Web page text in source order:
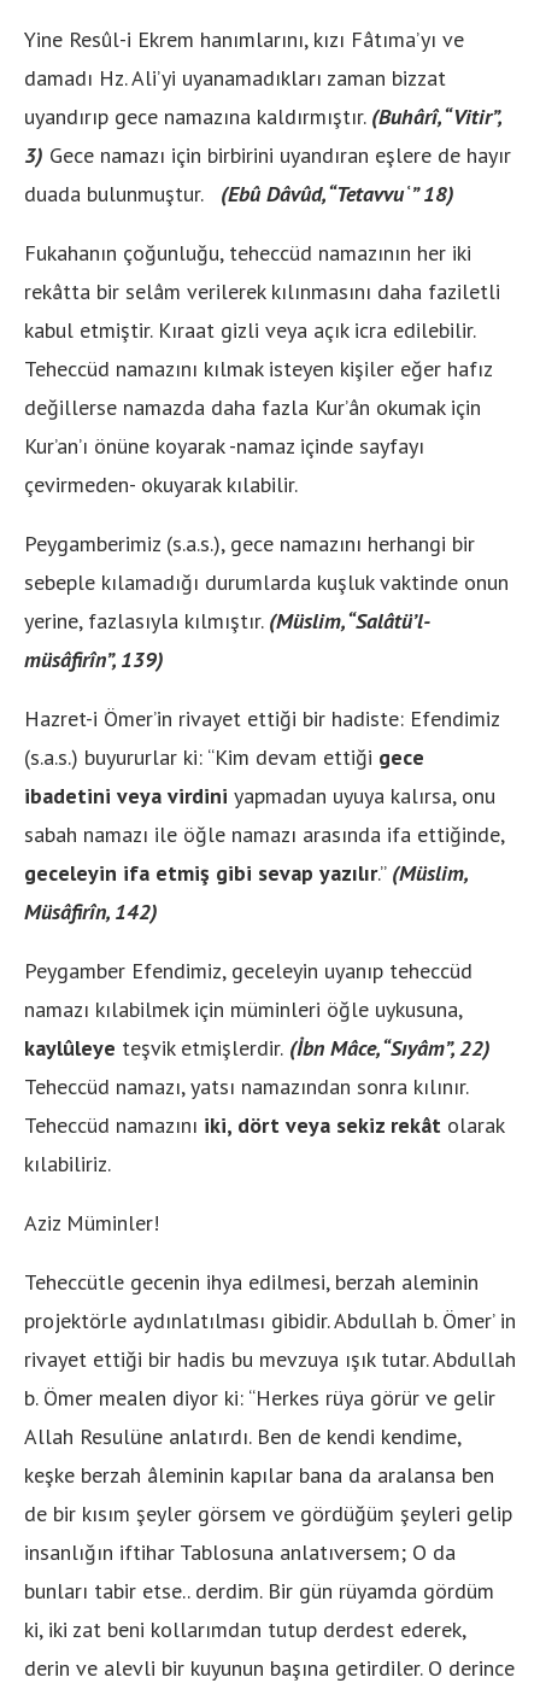
Yine Resûl-i Ekrem hanımlarını, kızı Fâtıma’yı ve
damadı Hz. Ali’yi uyanamadıkları zaman bizzat
uyandırıp gece namazına kaldırmıştır. (Buhârî, “Vitir”,
3) Gece namazı için birbirini uyandıran eşlere de hayır
duada bulunmuştur. (Ebû Dâvûd, “Tetavvuʿ” 18)
Fukahanın çoğunluğu, teheccüd namazının her iki
rekâtta bir selâm verilerek kılınmasını daha faziletli
kabul etmiştir. Kıraat gizli veya açık icra edilebilir.
Teheccüd namazını kılmak isteyen kişiler eğer hafız
değillerse namazda daha fazla Kur’ân okumak için
Kur’an’ı önüne koyarak -namaz içinde sayfayı
çevirmeden- okuyarak kılabilir.
Peygamberimiz (s.a.s.), gece namazını herhangi bir
sebeple kılamadığı durumlarda kuşluk vaktinde onun
yerine, fazlasıyla kılmıştır. (Müslim, “Salâtü’l-
müsâfirîn”, 139)
Hazret-i Ömer’in rivayet ettiği bir hadiste: Efendimiz
(s.a.s.) buyururlar ki: “Kim devam ettiği gece
ibadetini veya virdini yapmadan uyuya kalırsa, onu
sabah namazı ile öğle namazı arasında ifa ettiğinde,
geceleyin ifa etmiş gibi sevap yazılır.” (Müslim,
Müsâfirîn, 142)
Peygamber Efendimiz, geceleyin uyanıp teheccüd
namazı kılabilmek için müminleri öğle uykusuna,
kaylûleye teşvik etmişlerdir. (İbn Mâce, “Sıyâm”, 22)
Teheccüd namazı, yatsı namazından sonra kılınır.
Teheccüd namazını iki, dört veya sekiz rekât olarak
kılabiliriz.
Aziz Müminler!
Teheccütle gecenin ihya edilmesi, berzah aleminin
projektörle aydınlatılması gibidir. Abdullah b. Ömer’ in
rivayet ettiği bir hadis bu mevzuya ışık tutar. Abdullah
b. Ömer mealen diyor ki: “Herkes rüya görür ve gelir
Allah Resulüne anlatırdı. Ben de kendi kendime,
keşke berzah âleminin kapılar bana da aralansa ben
de bir kısım şeyler görsem ve gördüğüm şeyleri gelip
insanlığın iftihar Tablosuna anlatıversem; O da
bunları tabir etse.. derdim. Bir gün rüyamda gördüm
ki, iki zat beni kollarımdan tutup derdest ederek,
derin ve alevli bir kuyunun başına getirdiler. O derince